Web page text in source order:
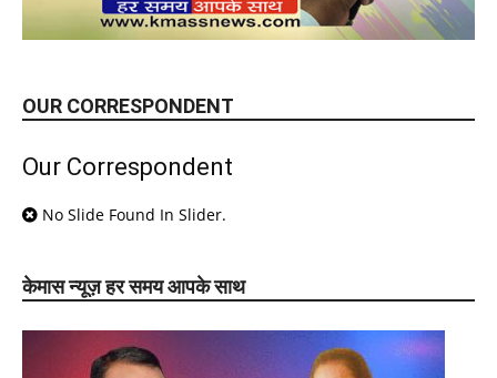
OUR CORRESPONDENT
Our Correspondent
No Slide Found In Slider.
केमास न्यूज़ हर समय आपके साथ